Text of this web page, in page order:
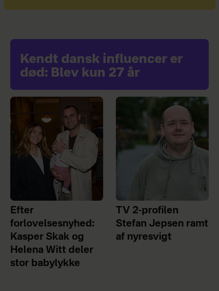
Kendt dansk influencer er
død: Blev kun 27 år
Efter
forlovelsesnyhed:
Kasper Skak og
Helena Witt deler
stor babylykke
TV 2-profilen
Stefan Jepsen ramt
af nyresvigt